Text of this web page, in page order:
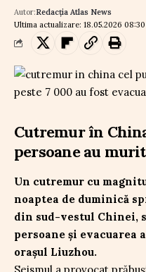
Ultima actualizare: 18.05.2026 08:30
Autor:Redacția Atlas News
Cutremur în
persoane au
Un cutremur cu
noaptea de duminică
din sud-vestul Chinei,
persoane și evacuarea
orașul Liuzhou.